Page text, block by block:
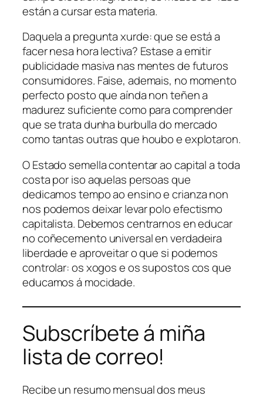
están a cursar esta materia.
Daquela a pregunta xurde:que se está a
facer nesa hora lectiva? Estase a emitir
publicidade masiva nas mentes de futuros
consumidores. Faise, ademais, no momento
perfecto posto que aínda non teñen a
madurez suficiente como para comprender
que se trata dunha burbulla do mercado
como tantas outras que houbo e explotaron.
O Estado semella contentar ao capital a toda
costa por iso aquelas persoas que
dedicamos tempo ao ensino e crianza non
nos podemos deixar levar polo efectismo
capitalista. Debemos centrarnos en educar
no coñecemento universal en verdadeira
liberdade e aproveitar o que si podemos
controlar: os xogos e os supostos cos que
educamos á mocidade.
Subscríbete á miña
lista de correo!
Recibe un resumo mensual dos meus